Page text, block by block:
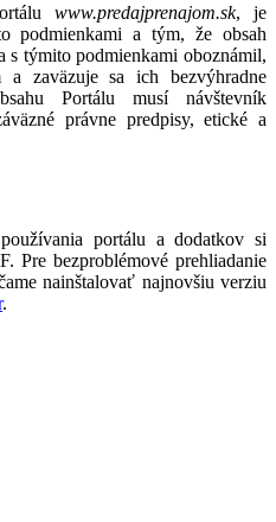
www.predajprenajom.sk, je
podmienkami a tým, že obsah
s týmito podmienkami oboznámil,
zaväzuje sa ich bezvýhradne
Portálu musí návštevník
právne predpisy, etické a
portálu a dodatkov si
Pre bezproblémové prehliadanie
nainštalovať najnovšiu verziu
.